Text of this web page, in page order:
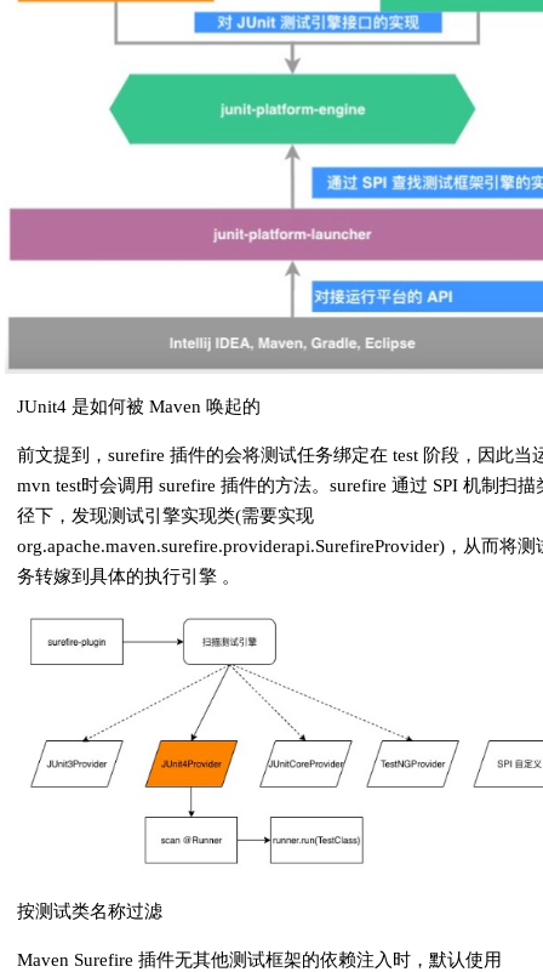
JUnit4 是如何被 Maven 唤起的
前文提到，surefire 插件的会将测试任务绑定在 test 阶段，因此当
mvn test时会调用 surefire 插件的方法。surefire 通过 SPI 机制扫描
径下，发现测试引擎实现类(需要实现
org.apache.maven.surefire.providerapi.SurefireProvider)，从而将测
务转嫁到具体的执行引擎 。
按测试类名称过滤
Maven Surefire 插件无其他测试框架的依赖注入时，默认使用